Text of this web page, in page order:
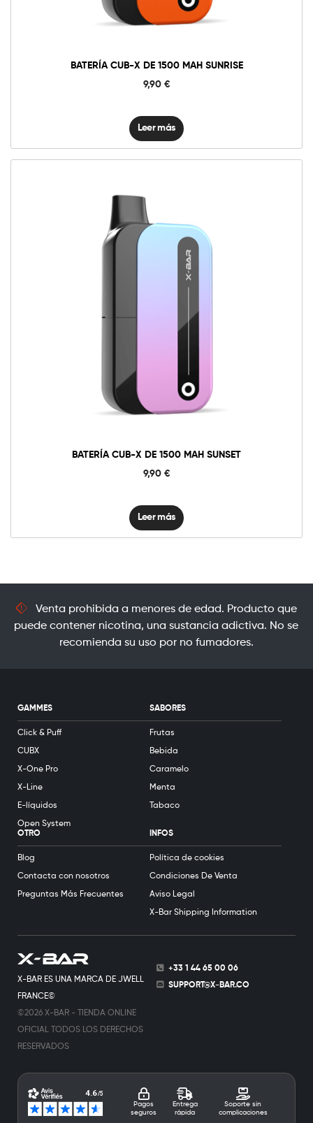
BATERÍA CUB-X DE 1500 MAH SUNRISE
9,90 €
Leer más
BATERÍA CUB-X DE 1500 MAH SUNSET
9,90 €
Leer más
Venta prohibida a menores de edad. Producto que
puede contener nicotina, una sustancia adictiva. No se
recomienda su uso por no fumadores.
X-BAR ES UNA MARCA DE JWELL
FRANCE©
©2026 X-BAR - TIENDA ONLINE
OFICIAL TODOS LOS DERECHOS
RESERVADOS
+33 1 44 65 00 06
SUPPORT@X-BAR.CO
Pagos
seguros
Entrega
rápida
Soporte sin
complicaciones
GAMMES
Click & Puff
CUBX
X-One Pro
X-Line
E-líquidos
Open System
SABORES
Frutas
Bebida
Caramelo
Menta
Tabaco
OTRO
Blog
Contacta con nosotros
Preguntas Más Frecuentes
INFOS
Política de cookies
Condiciones De Venta
Aviso Legal
X-Bar Shipping Information